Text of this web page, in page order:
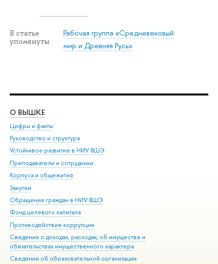
В статье
упомянуты
Рабочая группа «Средневековый
мир и Древняя Русь»
О ВЫШКЕ
Цифры и факты
Руководство и структура
Устойчивое развитие в НИУ ВШЭ
Преподаватели и сотрудники
Корпуса и общежития
Закупки
Обращения граждан в НИУ ВШЭ
Фонд целевого капитала
Противодействие коррупции
Сведения о доходах, расходах, об имуществе и
обязательствах имущественного характера
Сведения об образовательной организации